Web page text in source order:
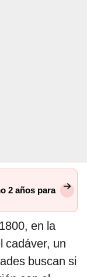
2 años para
en la
cadáver, un
buscan si